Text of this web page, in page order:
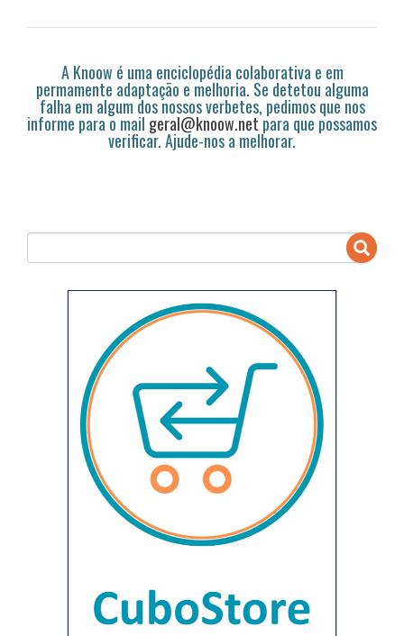
A Knoow é uma enciclopédia colaborativa e em
permamente adaptação e melhoria. Se detetou alguma
falha em algum dos nossos verbetes, pedimos que nos
informe para o mail geral@knoow.netpara que possamos
verificar. Ajude-nos a melhorar.